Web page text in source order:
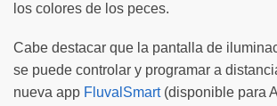
los colores de los peces.
Cabe destacar que la pantalla de
se puede controlar y programar a
nueva app FluvalSmart(disponible para